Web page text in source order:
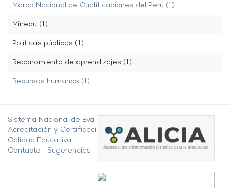
Marco Nacional de Cualificaciones del Perú (1)
Minedu (1)
Políticas públicas (1)
Reconomiento de aprendizajes (1)
Recursos humanos (1)
Sistema Nacional de Evaluación,
Acreditación y Certificación de la
Calidad Educativa
Contacto
Sugerencias